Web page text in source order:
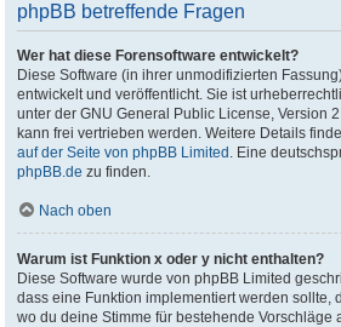
phpBB betreffende Fragen
Wer hat diese Forensoftware entwickelt?
Diese Software (in ihrer unmodifizierten
entwickelt und veröffentlicht. Sie ist
unter der GNU General Public License, Version
kann frei vertrieben werden. Weitere Details
auf der Seite von phpBB Limited . Eine
phpBB.de zu finden.
Nach oben
Warum ist Funktion x oder y nicht enthalten?
Diese Software wurde von phpBB Limited
dass eine Funktion implementiert werden sollte,
wo du deine Stimme für bestehende Vorschläge